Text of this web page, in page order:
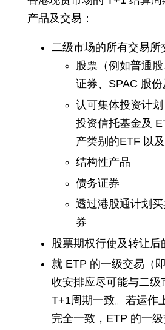
产品及交易：
二级市场的所有交易所
股票（例如普通
证券、SPAC 股份
认可集体投资计
投资信托基金及
产类别的ETF 以
结构性产品
债务证券
透过港股通计划
券
股票期权行使及转让后
就 ETP 的一级交易（
收安排应尽可能与二级
T+1周期一致。若运作
完全一致，ETP 的一